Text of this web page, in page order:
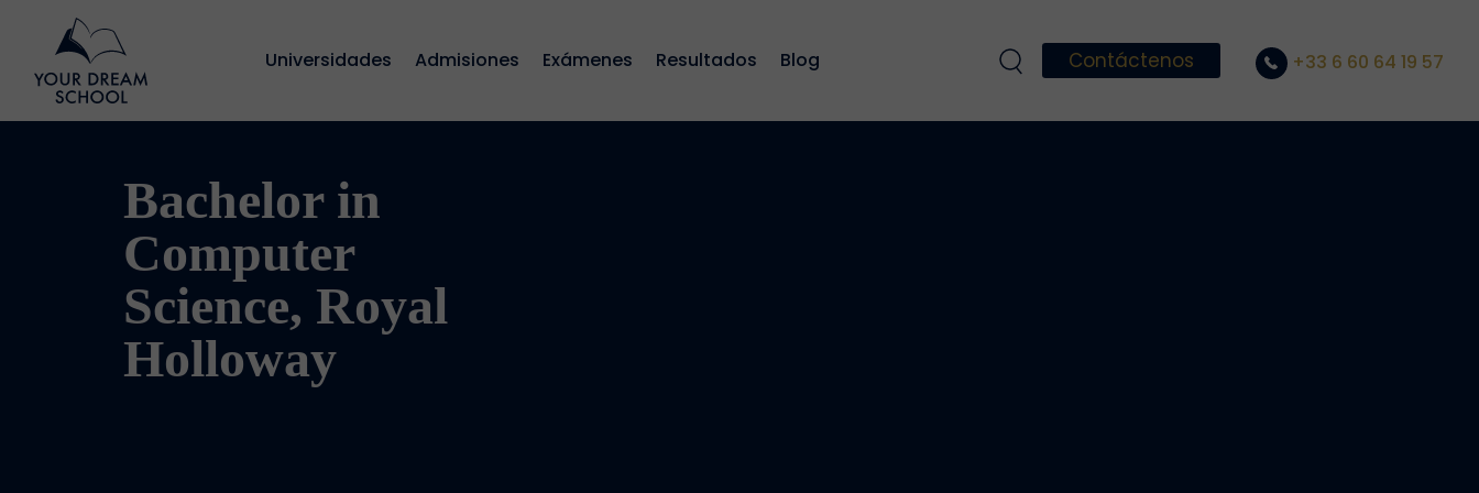
Universidades Admisiones Exámenes Resultados Blog Contáctenos +33 6 60 64 19 57
Bachelor in
Computer
Science, Royal
Holloway